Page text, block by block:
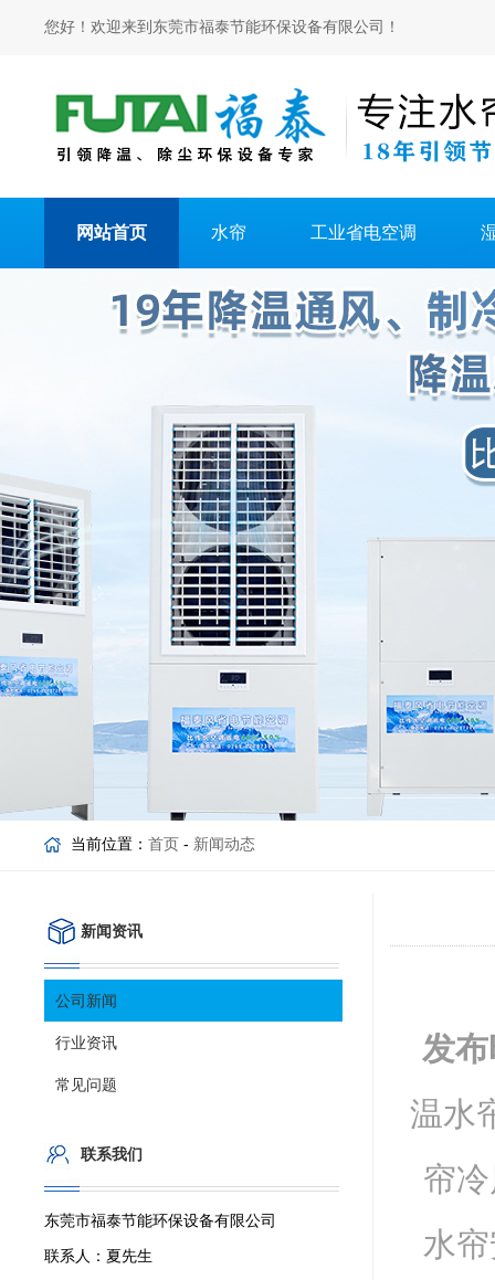
您好！欢迎来到东莞市福泰节能环保设备有限公司！
网站首页 水帘 工业省电空调
当前位置： 首页 - 新闻动态
发
温水
帘
水
新闻资讯
公司新闻
行业资讯
常见问题
联系我们
东莞市福泰节能环保设备有限公司
联系人：夏先生